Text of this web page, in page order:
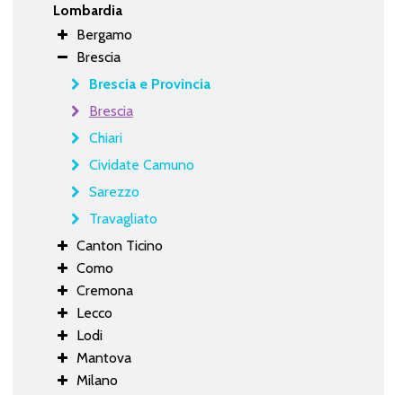
Lombardia
Bergamo
Brescia
Brescia e Provincia
Brescia
Chiari
Cividate Camuno
Sarezzo
Travagliato
Canton Ticino
Como
Cremona
Lecco
Lodi
Mantova
Milano